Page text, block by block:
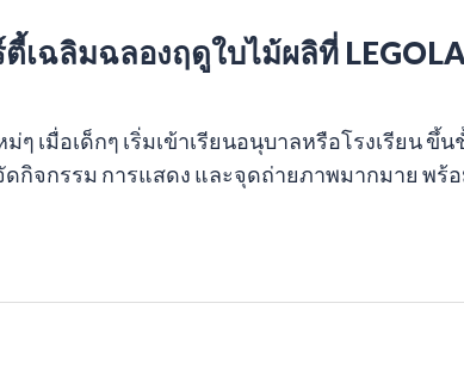
ตี้เฉลิมฉลองฤดูใบไม้ผลิที่
เมื่อเด็กๆ เริ่มเข้าเรียนอนุบาลหรือโรงเรียน ขึ้
ดกิจกรรม การแสดง และจุดถ่ายภาพมากมาย พร้